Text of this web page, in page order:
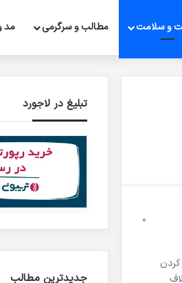
و سلامت مطالب و سرگرمی مد
۰
تبلیغ در لاجورد
جدیدترین مطالب